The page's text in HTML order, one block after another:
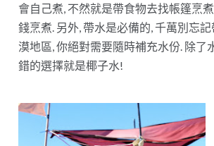
會自己煮, 不然就是帶食物去找帳篷烹
錢烹煮. 另外, 帶水是必備的, 千萬別忘
漠地區, 你絕對需要隨時補充水份. 除了
錯的選擇就是椰子水!